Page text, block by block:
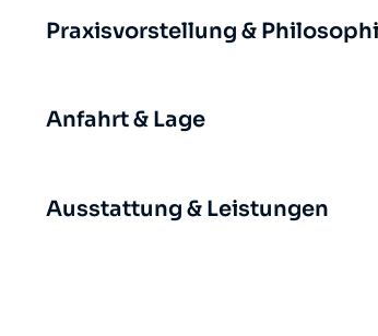
Praxisvorstellung &
Anfahrt & Lage
Ausstattung & Leistungen